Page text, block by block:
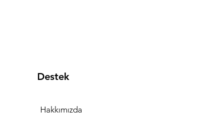
Destek
Hakkımızda